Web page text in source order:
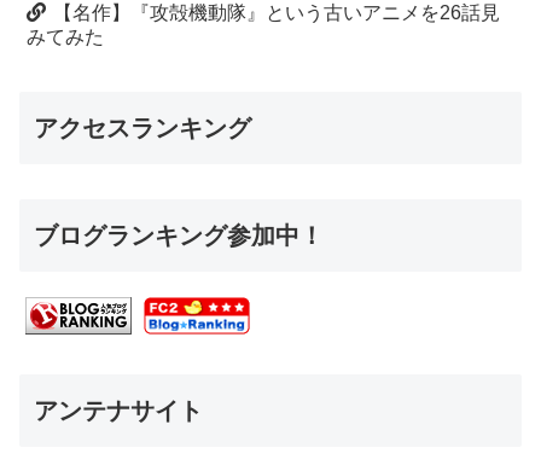
【名作】『攻殻機動隊』という古いアニメを26話見
みてみた
アクセスランキング
ブログランキング参加中！
アンテナサイト